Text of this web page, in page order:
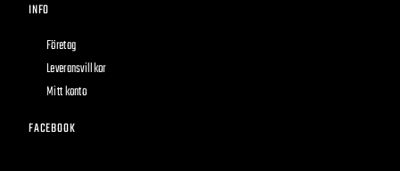
INFO
Företag
Leveransvillkor
Mitt konto
FACEBOOK